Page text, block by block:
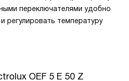
переключателями удобно
регулировать температуру
OEF 5 E 50 Z